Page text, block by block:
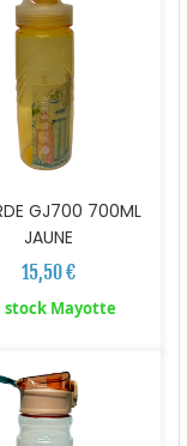
GJ700 700ML
JAUNE
15,50 €
stock Mayotte